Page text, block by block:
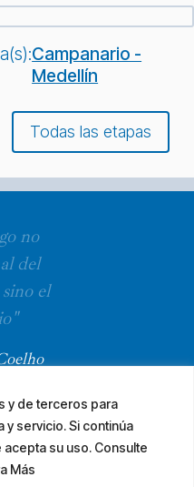
y de terceros para
servicio. Si continúa
su uso. Consulte
Más
Campanario -
Medellín
Todas las etapas
no
del
el